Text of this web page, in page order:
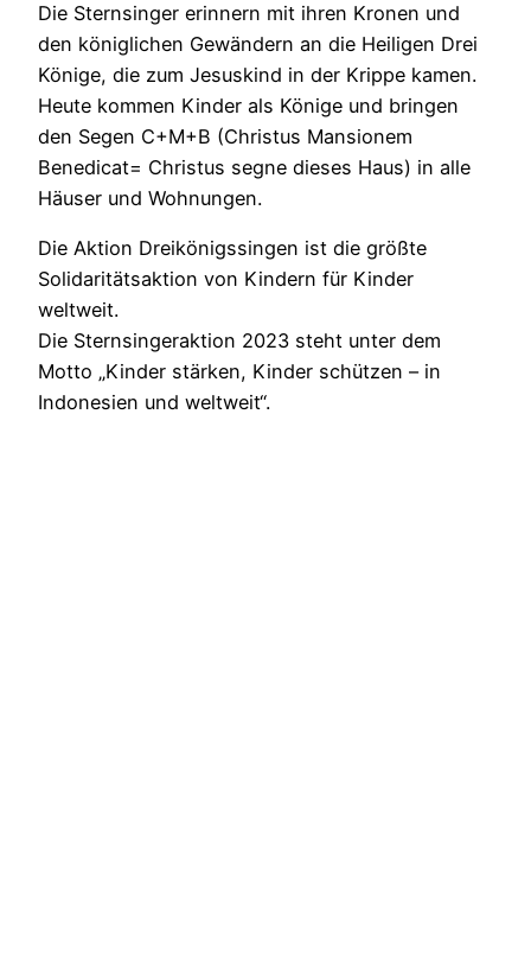
Die Sternsinger erinnern mit ihren Kronen und
den königlichen Gewändern an die Heiligen Drei
Könige, die zum Jesuskind in der Krippe kamen.
Heute kommen Kinder als Könige und bringen
den Segen C+M+B (Christus Mansionem
Benedicat= Christus segne dieses Haus) in alle
Häuser und Wohnungen.
Die Aktion Dreikönigssingen ist die größte
Solidaritätsaktion von Kindern für Kinder
weltweit.
Die Sternsingeraktion 2023 steht unter dem
Motto „Kinder stärken, Kinder schützen – in
Indonesien und weltweit“.